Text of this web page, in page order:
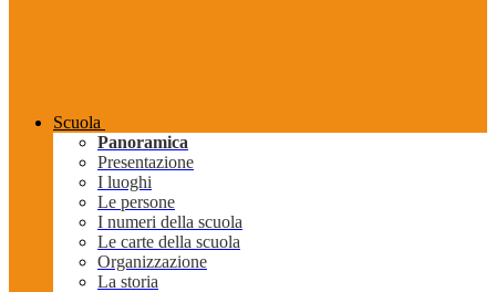
Scuola
Panoramica
Presentazione
I luoghi
Le persone
I numeri della scuola
Le carte della scuola
Organizzazione
La storia